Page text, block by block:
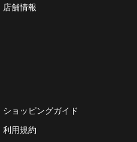
店舗情報
ショッピングガイド
利用規約